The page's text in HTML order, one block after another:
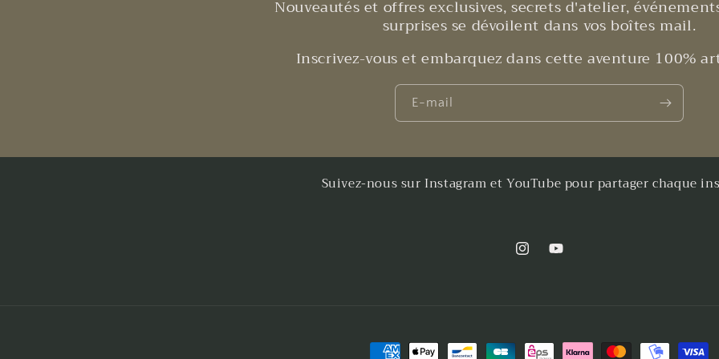
Nouveautés et offres exclusives, secrets d'atelier,
surprises se dévoilent dans vos boîtes mail.
Inscrivez-vous et embarquez dans cette aventure 100%
E-mail
Suivez-nous sur Instagram et YouTube pour partager chaque
InstagramYouTube
Moyens